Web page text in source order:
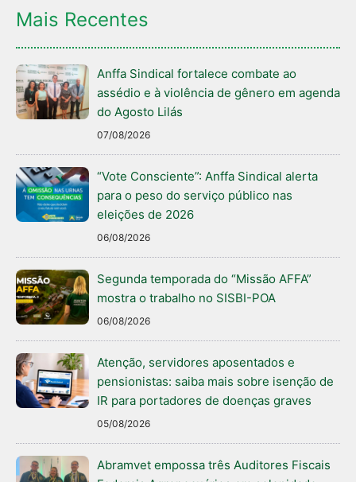
Mais Recentes
Anffa Sindical fortalece combate ao
assédio e à violência de gênero em agenda
do Agosto Lilás
07/08/2026
“Vote Consciente”: Anffa Sindical alerta
para o peso do serviço público nas
eleições de 2026
06/08/2026
Segunda temporada do “Missão AFFA”
mostra o trabalho no SISBI-POA
06/08/2026
Atenção, servidores aposentados e
pensionistas: saiba mais sobre isenção de
IR para portadores de doenças graves
05/08/2026
Abramvet empossa três Auditores Fiscais